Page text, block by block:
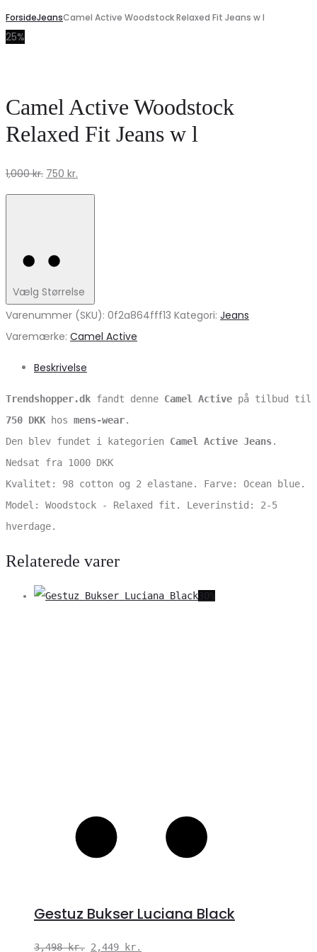
ForsideJeansCamel Active Woodstock Relaxed Fit Jeans w l
25%
Camel Active Woodstock
Relaxed Fit Jeans w l
1,000kr. Den
oprindelige
1,000 kr..
750 kr.
aktuelle
Vælg Størrelse
Varenummer (SKU): 0f2a864fff13 Kategori: Jeans
Varemærke: Camel Active
Beskrivelse
Trendshopper.dk fandt denne Camel Active på tilbud til
750 DKK hos mens-wear.
Den blev fundet i kategorien Camel Active Jeans.
Nedsat fra 1000 DKK
Kvalitet: 98 cotton og 2 elastane. Farve: Ocean blue.
Model: Woodstock - Relaxed fit. Leverinstid: 2-5
hverdage.
Relaterede varer
30%
Gestuz Bukser Luciana Black
3,498kr. Den
2,449 kr.